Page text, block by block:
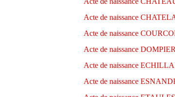
Acte de naissance
Acte de naissance
Acte de naissance
Acte de naissance
Acte de naissance